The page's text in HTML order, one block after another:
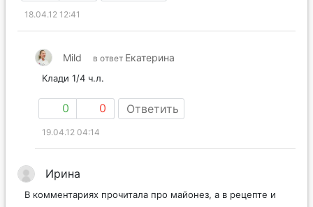
18.04.12 12:41
Mild в ответ Екатерина
Клади 1/4 ч.л.
0 0 Ответить
19.04.12 04:14
Ирина
В комментариях прочитала про майонез, а в рецепте и